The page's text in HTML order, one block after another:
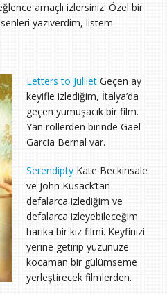
amaçlı izlersiniz. Özel bir
yazıverdim, listem
Letters to JullietGeçen ay
keyifle izlediğim, İtalya’da
geçen yumuşacık bir film.
Yan rollerden birinde Gael
Garcia Bernal var.
SerendiptyKate Beckinsale
ve John Kusack’tan
defalarca izlediğim ve
defalarca izleyebileceğim
harika bir kız filmi. Keyfinizi
yerine getirip yüzünüze
kocaman bir gülümseme
yerleştirecek filmlerden.